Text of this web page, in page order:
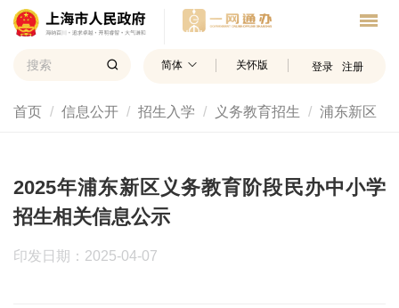
简体 关怀版 登录 注册
首页 信息公开 招生入学 义务教育招生 浦东新区
2025年浦东新区义务教育阶段民办中小学
招生相关信息公示
印发日期：2025-04-07